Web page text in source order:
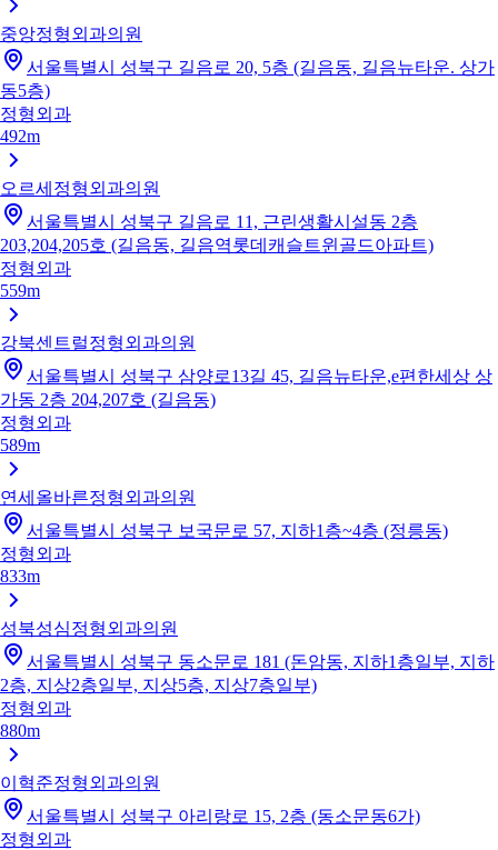
중앙정형외과의원
서울특별시 성북구 길음로 20, 5층 (길음동, 길음뉴타운. 상가
동5층)
정형외과
492m
오르세정형외과의원
서울특별시 성북구 길음로 11, 근린생활시설동 2층
203,204,205호 (길음동, 길음역롯데캐슬트윈골드아파트)
정형외과
559m
강북센트럴정형외과의원
서울특별시 성북구 삼양로13길 45, 길음뉴타운,e편한세상 상
가동 2층 204,207호 (길음동)
정형외과
589m
연세올바른정형외과의원
서울특별시 성북구 보국문로 57, 지하1층~4층 (정릉동)
정형외과
833m
성북성심정형외과의원
서울특별시 성북구 동소문로 181 (돈암동, 지하1층일부, 지하
2층, 지상2층일부, 지상5층, 지상7층일부)
정형외과
880m
이혁준정형외과의원
서울특별시 성북구 아리랑로 15, 2층 (동소문동6가)
정형외과